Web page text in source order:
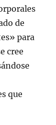
de
para
cree
que